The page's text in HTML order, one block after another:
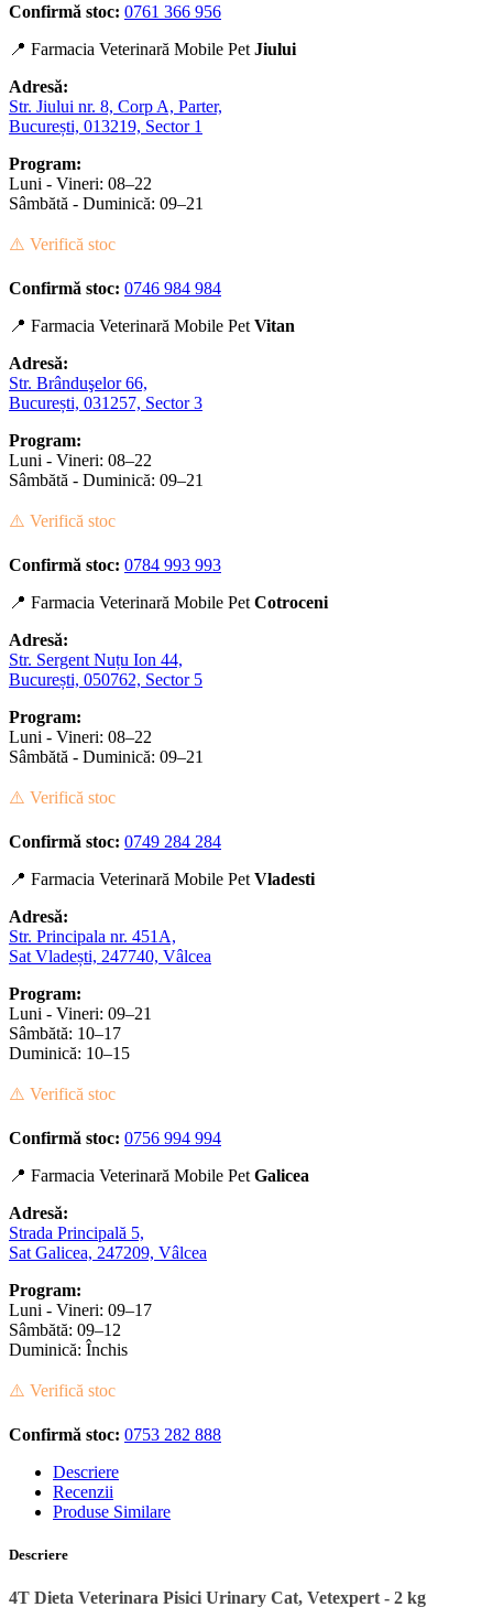
Confirmă stoc: 0761 366 956
📍 Farmacia Veterinară Mobile Pet Jiului
Adresă:
Str. Jiului nr. 8, Corp A, Parter,
București, 013219, Sector 1
Program:
Luni - Vineri: 08–22
Sâmbătă - Duminică: 09–21
⚠️ Verifică stoc
Confirmă stoc: 0746 984 984
📍 Farmacia Veterinară Mobile Pet Vitan
Adresă:
Str. Brânduşelor 66,
București, 031257, Sector 3
Program:
Luni - Vineri: 08–22
Sâmbătă - Duminică: 09–21
⚠️ Verifică stoc
Confirmă stoc: 0784 993 993
📍 Farmacia Veterinară Mobile Pet Cotroceni
Adresă:
Str. Sergent Nuțu Ion 44,
București, 050762, Sector 5
Program:
Luni - Vineri: 08–22
Sâmbătă - Duminică: 09–21
⚠️ Verifică stoc
Confirmă stoc: 0749 284 284
📍 Farmacia Veterinară Mobile Pet Vladesti
Adresă:
Str. Principala nr. 451A,
Sat Vladești, 247740, Vâlcea
Program:
Luni - Vineri: 09–21
Sâmbătă: 10–17
Duminică: 10–15
⚠️ Verifică stoc
Confirmă stoc: 0756 994 994
📍 Farmacia Veterinară Mobile Pet Galicea
Adresă:
Strada Principală 5,
Sat Galicea, 247209, Vâlcea
Program:
Luni - Vineri: 09–17
Sâmbătă: 09–12
Duminică: Închis
⚠️ Verifică stoc
Confirmă stoc: 0753 282 888
Descriere
Recenzii
Produse Similare
Descriere
4T Dieta Veterinara Pisici Urinary Cat, Vetexpert - 2 kg